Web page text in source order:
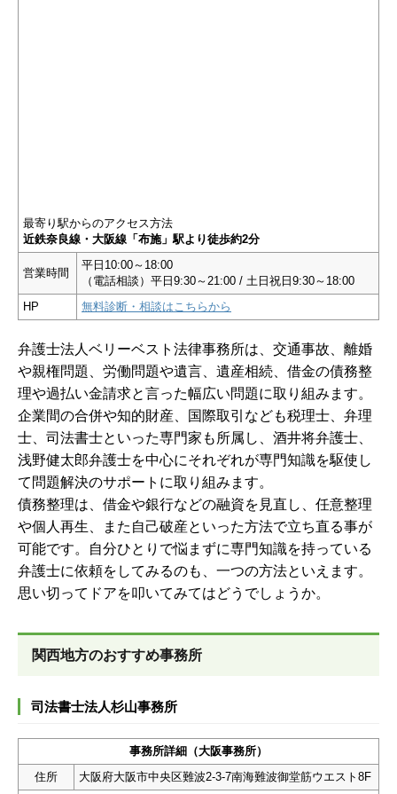
最寄り駅からのアクセス方法
近鉄奈良線・大阪線「布施」駅より徒歩約2分
営業時間
平日10:00～18:00
（電話相談）平日9:30～21:00 / 土日祝日9:30～18:00
HP
無料診断・相談はこちらから
弁護士法人ベリーベスト法律事務所は、交通事故、離婚
や親権問題、労働問題や遺言、遺産相続、借金の債務整
理や過払い金請求と言った幅広い問題に取り組みます。
企業間の合併や知的財産、国際取引なども税理士、弁理
士、司法書士といった専門家も所属し、酒井将弁護士、
浅野健太郎弁護士を中心にそれぞれが専門知識を駆使し
て問題解決のサポートに取り組みます。
債務整理は、借金や銀行などの融資を見直し、任意整理
や個人再生、また自己破産といった方法で立ち直る事が
可能です。自分ひとりで悩まずに専門知識を持っている
弁護士に依頼をしてみるのも、一つの方法といえます。
思い切ってドアを叩いてみてはどうでしょうか。
関西地方のおすすめ事務所
司法書士法人杉山事務所
事務所詳細（大阪事務所）
住所
大阪府大阪市中央区難波2-3-7南海難波御堂筋ウエスト8F